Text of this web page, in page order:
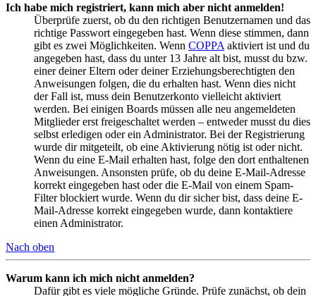
Ich habe mich registriert, kann mich aber nicht anmelden!
Überprüfe zuerst, ob du den richtigen Benutzernamen und das
richtige Passwort eingegeben hast. Wenn diese stimmen, dann
gibt es zwei Möglichkeiten. Wenn COPPA aktiviert ist und du
angegeben hast, dass du unter 13 Jahre alt bist, musst du bzw.
einer deiner Eltern oder deiner Erziehungsberechtigten den
Anweisungen folgen, die du erhalten hast. Wenn dies nicht
der Fall ist, muss dein Benutzerkonto vielleicht aktiviert
werden. Bei einigen Boards müssen alle neu angemeldeten
Mitglieder erst freigeschaltet werden – entweder musst du dies
selbst erledigen oder ein Administrator. Bei der Registrierung
wurde dir mitgeteilt, ob eine Aktivierung nötig ist oder nicht.
Wenn du eine E-Mail erhalten hast, folge den dort enthaltenen
Anweisungen. Ansonsten prüfe, ob du deine E-Mail-Adresse
korrekt eingegeben hast oder die E-Mail von einem Spam-
Filter blockiert wurde. Wenn du dir sicher bist, dass deine E-
Mail-Adresse korrekt eingegeben wurde, dann kontaktiere
einen Administrator.
Nach oben
Warum kann ich mich nicht anmelden?
Dafür gibt es viele mögliche Gründe. Prüfe zunächst, ob dein